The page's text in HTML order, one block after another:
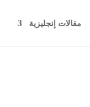
مقالات إنجليزية